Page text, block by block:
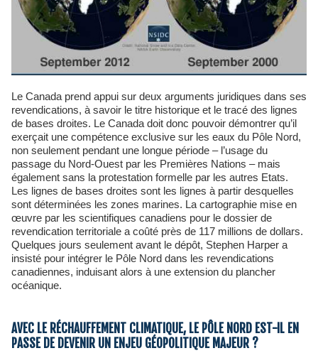
Le Canada prend appui sur deux arguments juridiques dans ses
revendications, à savoir le titre historique et le tracé des lignes
de bases droites. Le Canada doit donc pouvoir démontrer qu’il
exerçait une compétence exclusive sur les eaux du Pôle Nord,
non seulement pendant une longue période – l’usage du
passage du Nord-Ouest par les Premières Nations – mais
également sans la protestation formelle par les autres Etats.
Les lignes de bases droites sont les lignes à partir desquelles
sont déterminées les zones marines. La cartographie mise en
œuvre par les scientifiques canadiens pour le dossier de
revendication territoriale a coûté près de 117 millions de dollars.
Quelques jours seulement avant le dépôt, Stephen Harper a
insisté pour intégrer le Pôle Nord dans les revendications
canadiennes, induisant alors à une extension du plancher
océanique.
AVEC LE RÉCHAUFFEMENT CLIMATIQUE, LE PÔLE NORD EST-IL EN
PASSE DE DEVENIR UN ENJEU GÉOPOLITIQUE MAJEUR ?